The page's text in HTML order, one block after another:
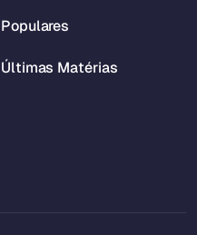
Populares
Últimas Matérias